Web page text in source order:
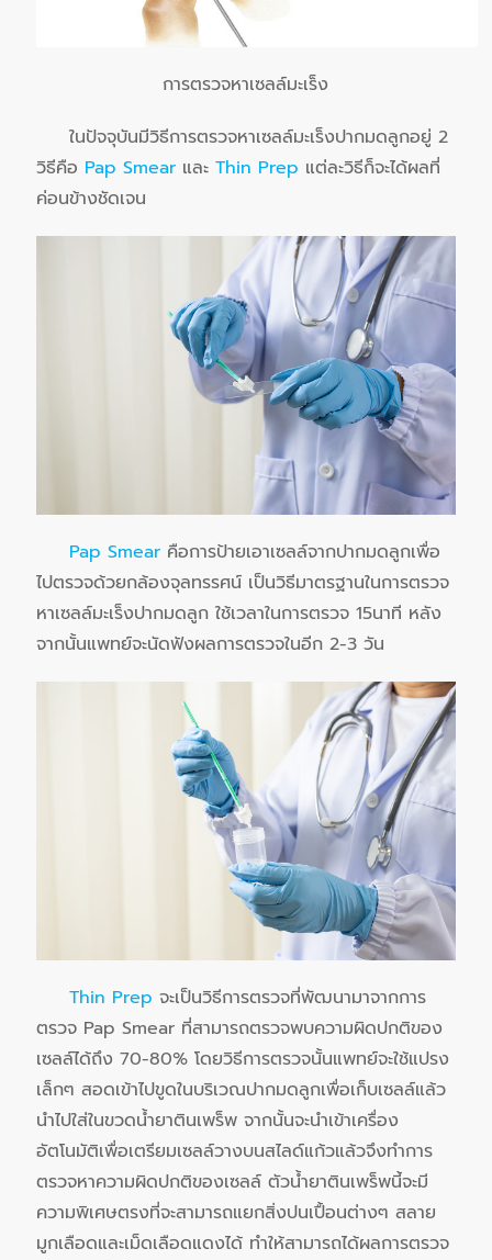
การตรวจหาเซลล์มะเร็ง
ในปัจจุบันมีวิธีการตรวจหาเซลล์มะเร็งปากมดลูกอยู่ 2
วิธีคือ Pap Smear และThin Prep แต่ละวิธีก็จะได้ผลที่
ค่อนข้างชัดเจน
Pap Smear คือการป้ายเอาเซลล์จากปากมดลูกเพื่อ
ไปตรวจด้วยกล้องจุลทรรศน์ เป็นวิธีมาตรฐานในการตรวจ
หาเซลล์มะเร็งปากมดลูก ใช้เวลาในการตรวจ 15นาที หลัง
จากนั้นแพทย์จะนัดฟังผลการตรวจในอีก 2-3 วัน
Thin Prep จะเป็นวิธีการตรวจที่พัฒนามาจากการ
ตรวจ Pap Smear ที่สามารถตรวจพบความผิดปกติของ
เซลล์ได้ถึง 70-80% โดยวิธีการตรวจนั้นแพทย์จะใช้แปรง
เล็กๆ สอดเข้าไปขูดในบริเวณปากมดลูกเพื่อเก็บเซลล์แล้ว
นำไปใส่ในขวดน้ำยาตินเพร็พ จากนั้นจะนำเข้าเครื่อง
อัตโนมัติเพื่อเตรียมเซลล์วางบนสไลด์แก้วแล้วจึงทำการ
ตรวจหาความผิดปกติของเซลล์ ตัวน้ำยาตินเพร็พนี้จะมี
ความพิเศษตรงที่จะสามารถแยกสิ่งปนเปื้อนต่างๆ สลาย
มูกเลือดและเม็ดเลือดแดงได้ ทำให้สามารถได้ผลการตรวจ